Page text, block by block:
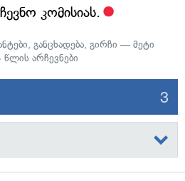
კომისიას.
, განცხადება, გირჩი — მეტი
არჩევნები
3